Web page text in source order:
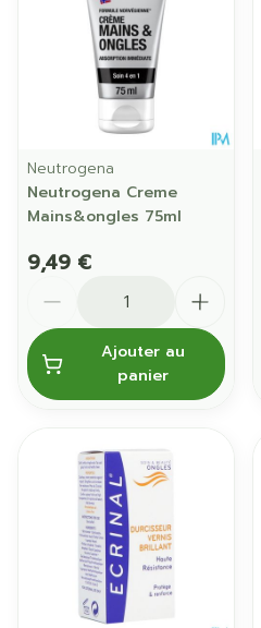
Neutrogena
Neutrogena Creme
Mains&ongles 75ml
9,49 €
Ajouter au
panier